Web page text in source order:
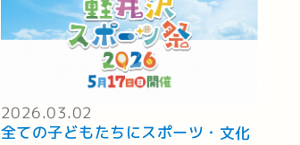
2026.03.02
全ての子どもたちにスポーツ・文化